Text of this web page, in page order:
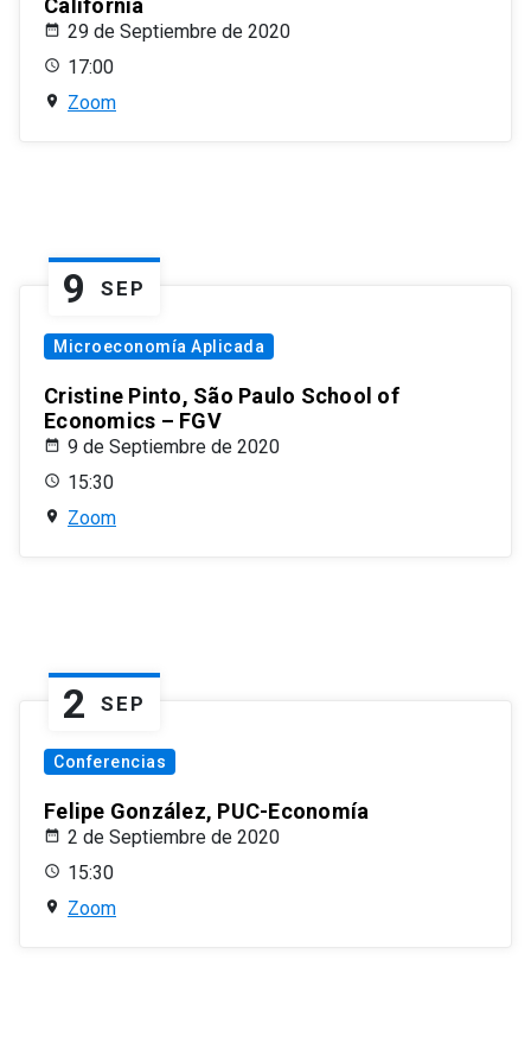
California
29 de Septiembre de 2020
17:00
Zoom
9 SEP
Microeconomía Aplicada
Cristine Pinto, São Paulo School of
Economics – FGV
9 de Septiembre de 2020
15:30
Zoom
2 SEP
Conferencias
Felipe González, PUC-Economía
2 de Septiembre de 2020
15:30
Zoom